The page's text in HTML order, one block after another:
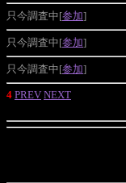
只今調査中[参加]
只今調査中[参加]
只今調査中[参加]
4 PREV NEXT